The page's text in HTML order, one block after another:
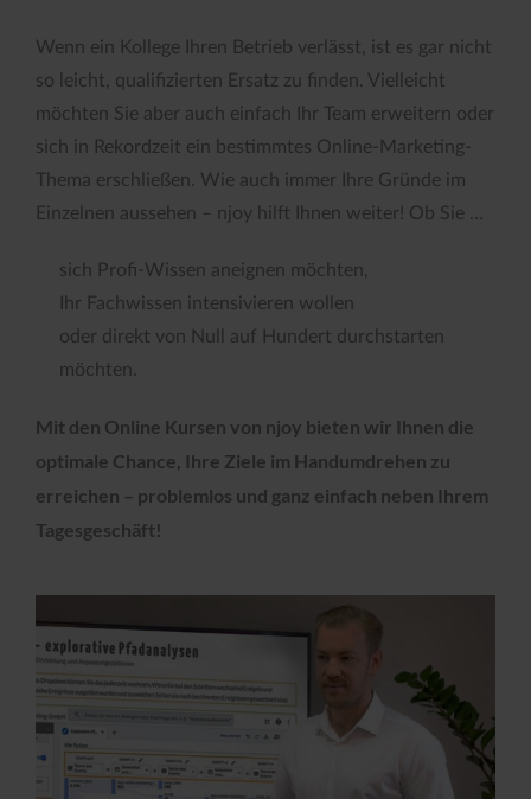
Wenn ein Kollege Ihren Betrieb verlässt, ist es gar nicht
so leicht, qualifizierten Ersatz zu finden. Vielleicht
möchten Sie aber auch einfach Ihr Team erweitern oder
sich in Rekordzeit ein bestimmtes Online-Marketing-
Thema erschließen. Wie auch immer Ihre Gründe im
Einzelnen aussehen – njoy hilft Ihnen weiter! Ob Sie …
sich Profi-Wissen aneignen möchten,
Ihr Fachwissen intensivieren wollen
oder direkt von Null auf Hundert durchstarten
möchten.
Mit den Online Kursen von njoy bieten wir Ihnen die
optimale Chance, Ihre Ziele im Handumdrehen zu
erreichen – problemlos und ganz einfach neben Ihrem
Tagesgeschäft!